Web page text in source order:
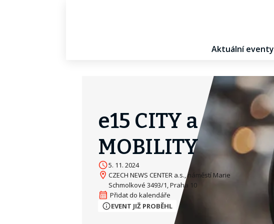
Aktuální eventy
e15 CITY a
MOBILITY
5. 11. 2024
CZECH NEWS CENTER a.s., náměstí Marie
Schmolkové 3493/1, Praha 10
EVENT JIŽ PROBĚHL